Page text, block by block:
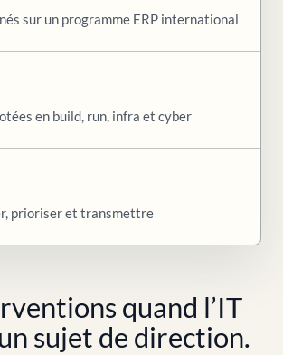
sur un programme ERP international
en build, run, infra et cyber
prioriser et transmettre
quand l’IT
sujet de direction.